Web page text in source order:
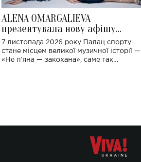
ALENA OMARGALIEVA
презентувала нову афішу
великого концерту в Палаці
спорту
7 листопада 2026 року Палац спорту
стане місцем великої музичної історії —
«Не пʼяна — закохана», саме так